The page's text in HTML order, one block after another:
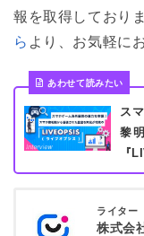
報を取得しており
ら より、お気軽に
あわせて読みたい
ス
黎
『
ライター
株式会